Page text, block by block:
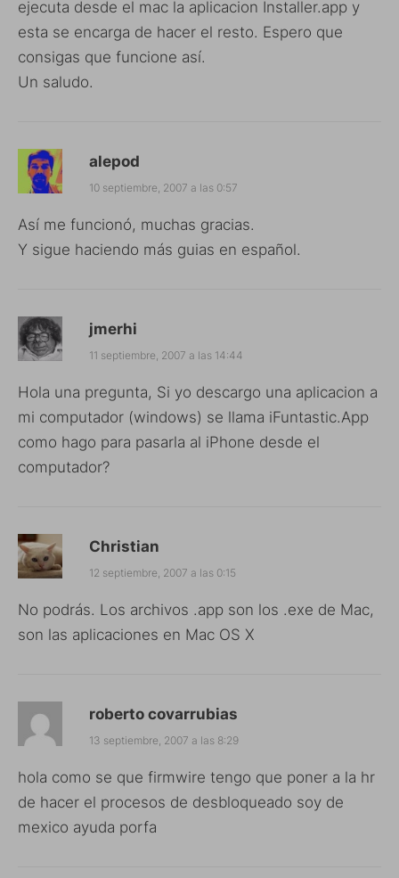
ejecuta desde el mac la aplicacion Installer.app y
esta se encarga de hacer el resto. Espero que
consigas que funcione así.
Un saludo.
alepod
10 septiembre, 2007 a las 0:57
Así me funcionó, muchas gracias.
Y sigue haciendo más guias en español.
jmerhi
11 septiembre, 2007 a las 14:44
Hola una pregunta, Si yo descargo una aplicacion a
mi computador (windows) se llama iFuntastic.App
como hago para pasarla al iPhone desde el
computador?
Christian
12 septiembre, 2007 a las 0:15
No podrás. Los archivos .app son los .exe de Mac,
son las aplicaciones en Mac OS X
roberto covarrubias
13 septiembre, 2007 a las 8:29
hola como se que firmwire tengo que poner a la hr
de hacer el procesos de desbloqueado soy de
mexico ayuda porfa